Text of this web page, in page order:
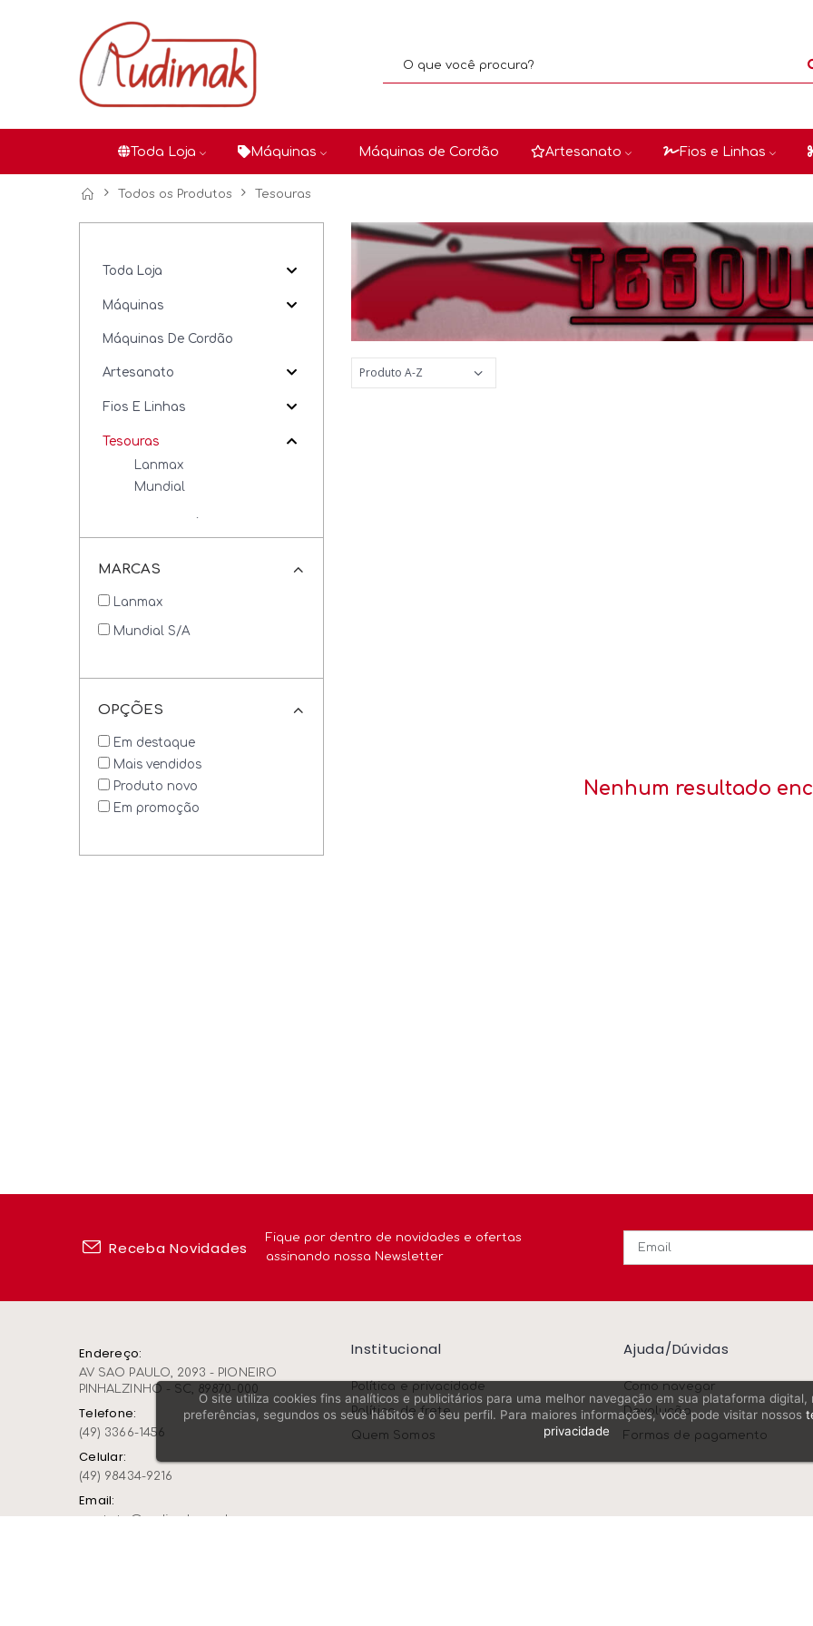
Toda Loja Máquinas Máquinas de Cordão Artesanato Fios e Linhas
Todos os Produtos Tesouras
Nenhum resultado
Toda Loja
Máquinas
Máquinas De Cordão
Artesanato
Fios E Linhas
Tesouras
Lanmax
Mundial
MARCAS
Lanmax
Mundial S/a
OPÇÕES
Em destaque
Mais vendidos
Produto novo
Em promoção
Receba Novidades
Fique por dentro de novidades e ofertas
assinando nossa Newsletter
Endereço:
AV SAO PAULO, 2093 - PIONEIRO
PINHALZINHO - SC, 89870-000
Telefone:
(49) 3366-1456
Celular:
(49) 98434-9216
Email:
contato@rudimak.com.br
Institucional
Política e privacidade
Política de frete
Quem Somos
Ajuda/dúvidas
Como navegar
Devolução
Formas de pagamento
O site utiliza cookies fins analíticos e publicitários para uma melhor navegação em sua plataforma digital,
preferências, segundos os seus hábitos e o seu perfil. Para maiores informações, você pode visitar nossos
privacidade